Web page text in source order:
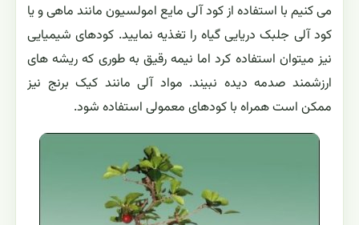
می کنیم با استفاده از کود آلی مایع امولسیون مانند ماهی و یا
کود آلی جلبک دریایی گیاه را تغذیه نمایید. کودهای شیمیایی
نیز میتوان استفاده کرد اما نیمه رقیق به طوری که ریشه های
ارزشمند صدمه دیده نبیند. مواد آلی مانند کیک برنج نیز
ممکن است همراه با کودهای معمولی استفاده شود.